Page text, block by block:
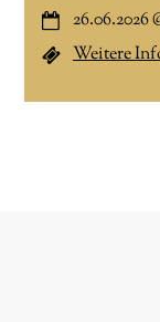
26.06.2026
Weitere